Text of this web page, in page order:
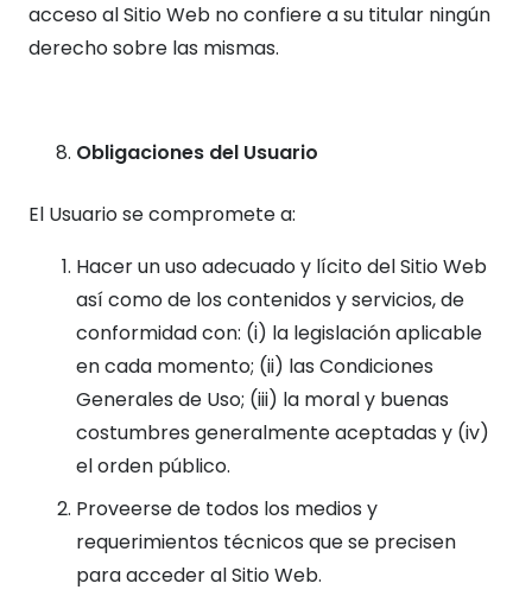
acceso al Sitio Web no confiere a su titular ningún
derecho sobre las mismas.
Obligaciones del Usuario
El Usuario se compromete a:
Hacer un uso adecuado y lícito del Sitio Web
así como de los contenidos y servicios, de
conformidad con: (i) la legislación aplicable
en cada momento; (ii) las Condiciones
Generales de Uso; (iii) la moral y buenas
costumbres generalmente aceptadas y (iv)
el orden público.
Proveerse de todos los medios y
requerimientos técnicos que se precisen
para acceder al Sitio Web.